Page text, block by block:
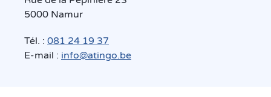
5000 Namur
Tél. : 081 24 19 37
E-mail : info@atingo.be